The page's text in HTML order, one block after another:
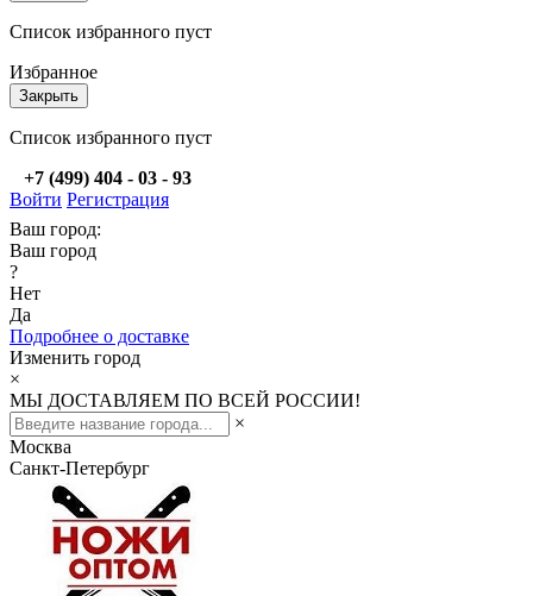
Список избранного пуст
Избранное
Закрыть
Список избранного пуст
+7 (499) 404 - 03 - 93
Войти Регистрация
Ваш город:
Ваш город
?
Нет
Да
Подробнее о доставке
Изменить город
×
МЫ ДОСТАВЛЯЕМ ПО ВСЕЙ РОССИИ!
×
Москва
Санкт-Петербург